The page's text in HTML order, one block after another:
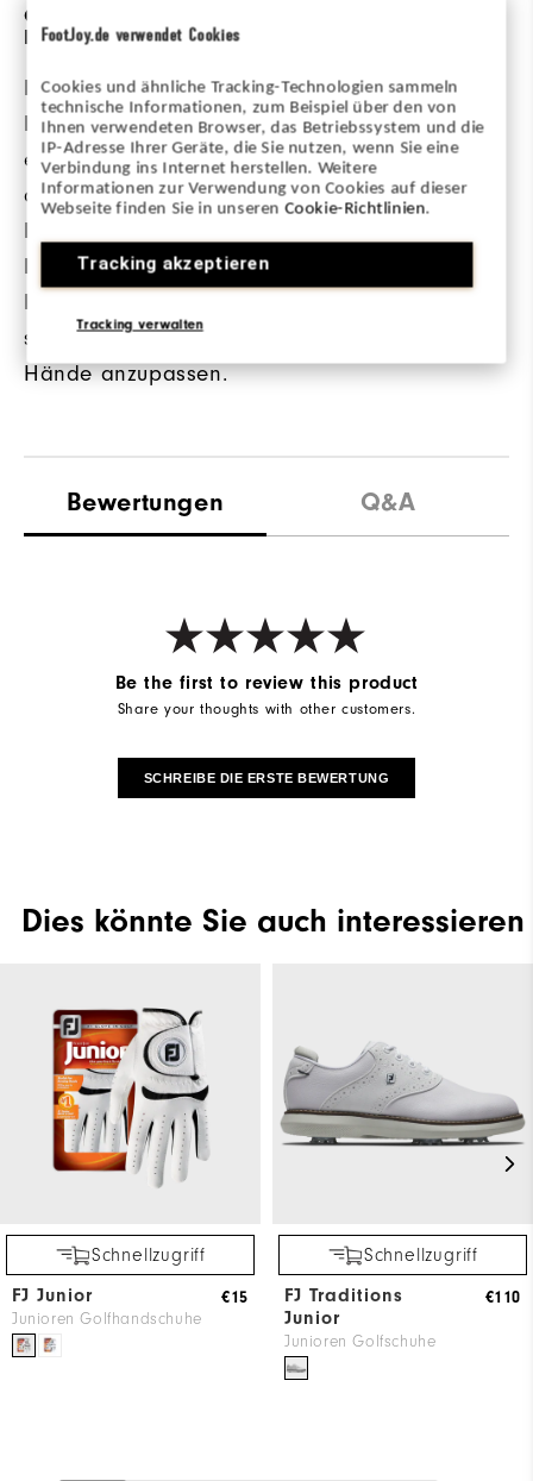
FootJoy.de verwendet Cookies
Cookies und ähnliche Tracking-Technologien sammeln
technische Informationen, zum Beispiel über den von
Ihnen verwendeten Browser, das Betriebssystem und die
IP-Adresse Ihrer Geräte, die Sie nutzen, wenn Sie eine
Verbindung ins Internet herstellen. Weitere
Informationen zur Verwendung von Cookies auf dieser
Webseite finden Sie in unserenCookie-Richtlinien.
Tracking akzeptieren
Tracking verwalten
OPTIMIERTE
FLEXIBILITÄT
Der Handrücken des
Handschuhs bietet
eine
außergewöhnliche
Passform mit flexibler
Dehnbarkeit über den
Fingerknöcheln, um
sich an wachsende
Hände anzupassen.
Ballmarker-Druckknopf
Bewertungen Q&A
Be the first to review this product
Share your thoughts with other customers.
SCHREIBE DIE ERSTE BEWERTUNG
Dies könnte Sie auch interessieren
Schnellzugriff
FJ Junior
Junioren Golfhandschuhe
€15
Schnellzugriff
FJ Traditions
Junior
Junioren Golfschuhe
€110